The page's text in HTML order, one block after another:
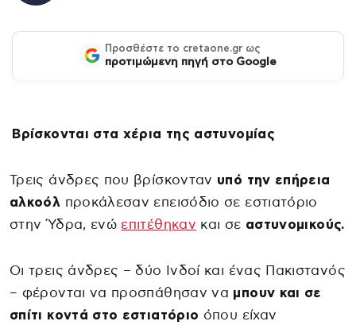
Προσθέστε το cretaone.gr ως
προτιμώμενη πηγή στο Google
Βρίσκονται στα χέρια της αστυνομίας
Τρεις άνδρες που βρίσκονταν υπό την επήρεια
αλκοόλ προκάλεσαν επεισόδιο σε εστιατόριο
στην Ύδρα, ενώ επιτέθηκαν και σε αστυνομικούς.
Οι τρεις άνδρες – δύο Ινδοί και ένας Πακιστανός
– φέρονται να προσπάθησαν να μπουν και σε
σπίτι κοντά στο εστιατόριο όπου είχαν